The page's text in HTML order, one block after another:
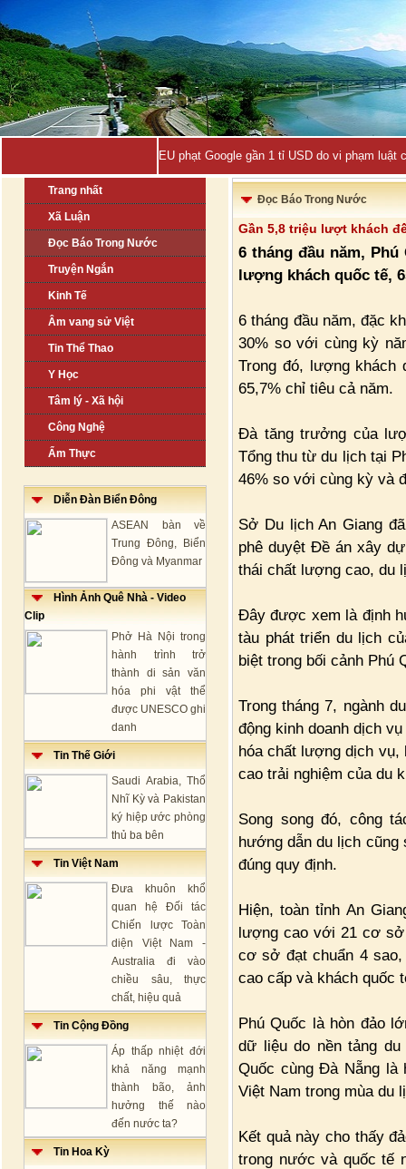
EU phạt Google gần 1 tỉ USD do vi phạm luật
Trang nhất
Xã Luận
Đọc Báo Trong Nước
Truyện Ngắn
Kinh Tế
Âm vang sử Việt
Tin Thể Thao
Y Học
Tâm lý - Xã hội
Công Nghệ
Ẩm Thực
Diễn Đàn Biển Đông
ASEAN bàn về
Trung Đông, Biển
Đông và Myanmar
Hình Ảnh Quê Nhà - Video
Clip
Phở Hà Nội trong
hành trình trở
thành di sản văn
hóa phi vật thể
được UNESCO ghi
danh
Tin Thế Giới
Saudi Arabia, Thổ
Nhĩ Kỳ và Pakistan
ký hiệp ước phòng
thủ ba bên
Tin Việt Nam
Đưa khuôn khổ
quan hệ Đối tác
Chiến lược Toàn
diện Việt Nam -
Australia đi vào
chiều sâu, thực
chất, hiệu quả
Tin Cộng Đồng
Áp thấp nhiệt đới
khả năng mạnh
thành bão, ảnh
hưởng thế nào
đến nước ta?
Tin Hoa Kỳ
Đọc Báo Trong Nước
Gần 5,8 triệu lượt khách
6 tháng đầu năm,
lượng khách quốc tế,
6 tháng đầu năm, đặc
30% so với cùng kỳ
Trong đó, lượng khách
65,7% chỉ tiêu cả năm.
Đà tăng trưởng của
Tổng thu từ du lịch tại
46% so với cùng kỳ và
Sở Du lịch An Giang
phê duyệt Đề án xây
thái chất lượng cao, du
Đây được xem là định
tàu phát triển du lịch
biệt trong bối cảnh Phú
Trong tháng 7, ngành
động kinh doanh dịch
hóa chất lượng dịch vụ,
cao trải nghiệm của du
Song song đó, công
hướng dẫn du lịch
đúng quy định.
Hiện, toàn tỉnh An
lượng cao với 21 cơ sở
cơ sở đạt chuẩn 4 sao,
cao cấp và khách quốc
Phú Quốc là hòn đảo
dữ liệu do nền tảng
Quốc cùng Đà Nẵng
Việt Nam trong mùa du
Kết quả này cho thấy
trong nước và quốc tế